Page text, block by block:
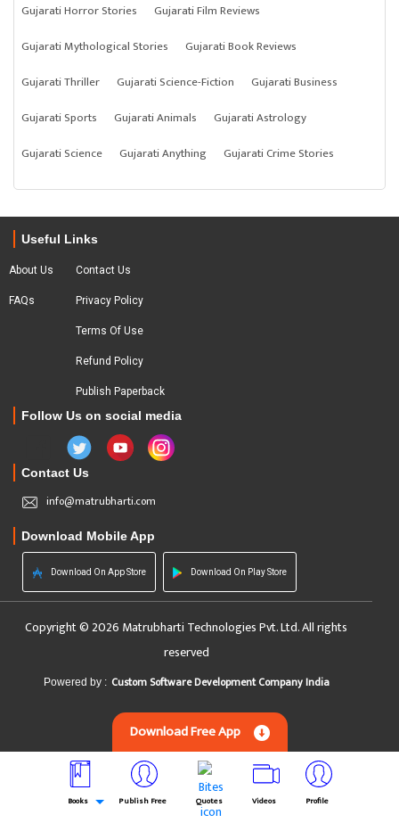
Gujarati Horror Stories
Gujarati Film Reviews
Gujarati Mythological Stories
Gujarati Book Reviews
Gujarati Thriller
Gujarati Science-Fiction
Gujarati Business
Gujarati Sports
Gujarati Animals
Gujarati Astrology
Gujarati Science
Gujarati Anything Gujarati Crime Stories
Useful Links
About Us
FAQs
Contact Us
Privacy Policy
Terms Of Use
Refund Policy
Publish Paperback
Follow Us on social media
Contact Us
info@matrubharti.com
Download Mobile App
Download On App Store Download On Play Store
Copyright © 2026 Matrubharti Technologies Pvt. Ltd. All rights
reserved
Powered by : Custom Software Development Company India
Download Free App
Books Publish Free Quotes Videos Profile